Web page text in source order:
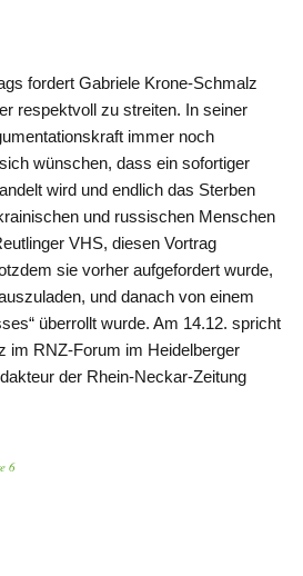
fordert Gabriele Krone-Schmalz
respektvoll zu streiten. In seiner
immer noch
wünschen, dass ein sofortiger
wird und endlich das Sterben
und russischen Menschen
VHS, diesen Vortrag
sie vorher aufgefordert wurde,
und danach von einem
überrollt wurde. Am 14.12. spricht
im RNZ-Forum im Heidelberger
der Rhein-Neckar-Zeitung
6